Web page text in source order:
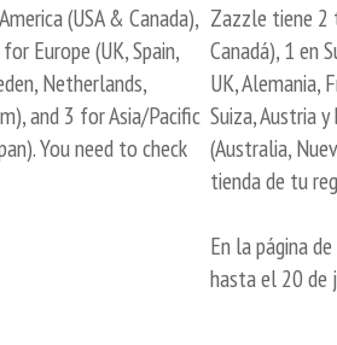
(USA & Canada),
Europe (UK, Spain,
Netherlands,
and 3 for Asia/Pacific
You need to check
Zazzle tiene 2
Canadá), 1 en
UK, Alemania,
Suiza, Austria
(Australia,
tienda de tu
En la página
hasta el 20 de